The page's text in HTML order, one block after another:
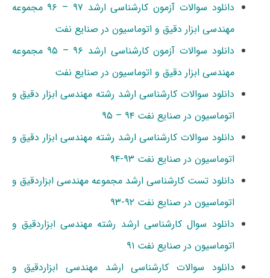
دانلود سوالات آزمون کارشناسی ارشد ۹۷ – ۹۶ مجموعه
مهندسی ابزار دقیق و اتوماسیون در صنایع نفت
دانلود سوالات آزمون کارشناسی ارشد ۹۶ – ۹۵ مجموعه
مهندسی ابزار دقیق و اتوماسیون در صنایع نفت
دانلود سوالات کارشناسی ارشد رشته مهندسی ابزار دقیق و
اتوماسیون در صنایع نفت ۹۴ – ۹۵
دانلود سوالات کارشناسی ارشد رشته مهندسی ابزار دقیق و
اتوماسیون در صنایع نفت ۹۳-۹۴
دانلود تست کارشناسی ارشد مجموعه مهندسی ابزاردقیق و
اتوماسیون در صنایع نفت ۹۲-۹۳
دانلود سوال کارشناسی ارشد رشته مهندسی ابزاردقیق و
اتوماسیون در صنایع نفت ۹۱
دانلود سوالات کارشناسی ارشد مهندسی ابزاردقیق و